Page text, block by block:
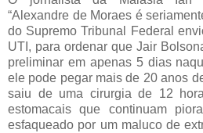
“Alexandre de Moraes é
do Supremo Tribunal Federal
UTI, para ordenar que Jair
preliminar em apenas 5 dias
ele pode pegar mais de 20 anos
saiu de uma cirurgia de 12
estomacais que continuam
esfaqueado por um maluco de